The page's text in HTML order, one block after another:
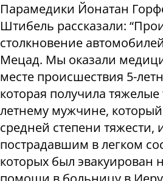
Парамедики Йонатан
Штибель рассказали:
столкновение
Мецад. Мы оказали
месте происшествия 5-
которая получила
летнему мужчине,
средней степени
пострадавшим в легком
которых был эвакуирован